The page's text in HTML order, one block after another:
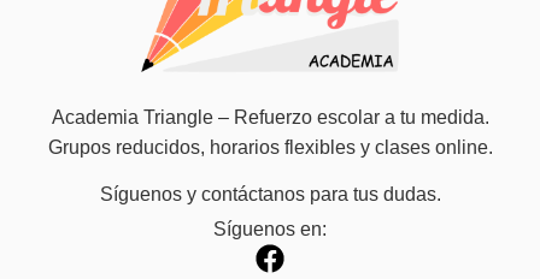
Academia Triangle – Refuerzo escolar a tu medida.
Grupos reducidos, horarios flexibles y clases online.
Síguenos y contáctanos para tus dudas.
Síguenos en: